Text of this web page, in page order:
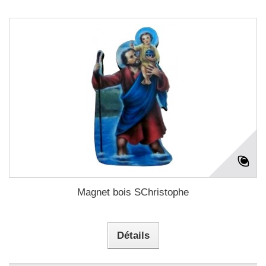
Magnet bois SChristophe
Détails